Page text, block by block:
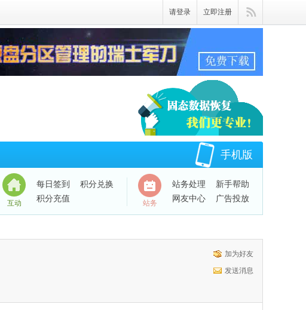
请登录 立即注册
手机版
互动
每日签到
积分兑换
积分充值
QQ绑定账号
站务
站务处理
新手帮助
网友中心
广告投放
加为好友
发送消息